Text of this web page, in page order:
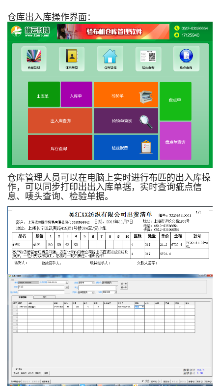
仓库出入库操作界面：
仓库管理人员可以在电脑上实时进行布匹的出入库操
作，可以同步打印出出入库单据，实时查询疵点信
息、唛头查询、检验单据。